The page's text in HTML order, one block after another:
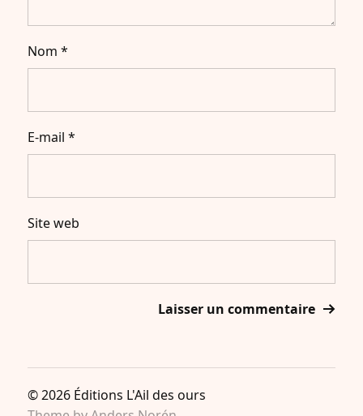
Nom *
E-mail *
Site web
© 2026 Éditions L'Ail des ours